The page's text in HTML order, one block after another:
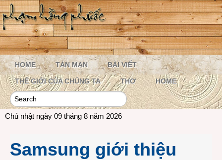
HOME TẢN MẠN BÀI VIẾT
THẾ GIỚI CỦA CHÚNG TA THƠ HOME
Chủ nhật ngày 09 tháng 8 năm 2026
Samsung giới thiệu